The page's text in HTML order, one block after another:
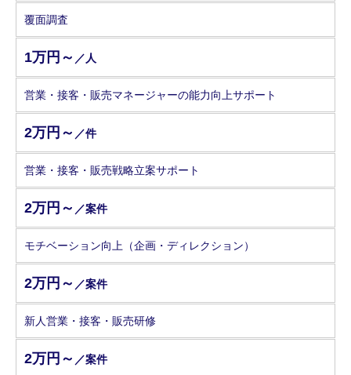
覆面調査
1万円～ ／人
営業・接客・販売マネージャーの能力向上サポート
2万円～ ／件
営業・接客・販売戦略立案サポート
2万円～ ／案件
モチベーション向上（企画・ディレクション）
2万円～ ／案件
新人営業・接客・販売研修
2万円～ ／案件